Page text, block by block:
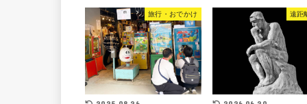
旅行・おでかけ 遠距